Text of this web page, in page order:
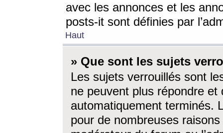
avec les annonces et les
posts-it sont définies par
Haut
» Que sont les sujets
Les sujets verrouillés sont
ne peuvent plus répondre
automatiquement terminés.
pour de nombreuses